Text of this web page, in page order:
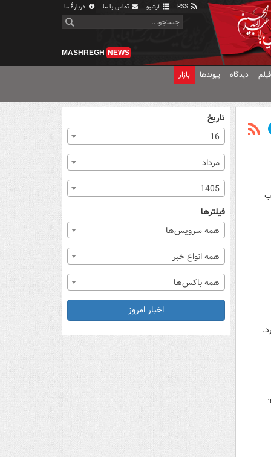
آرشیو تماس با ما دربارهٔ ما
MASHREGH NEWS
دیدگاه پیوندها بازار
تاریخ
16
مرداد
1405
فیلترها
همه سرویس‌ها
همه انواع خبر
همه باکس‌ها
اخبار امروز